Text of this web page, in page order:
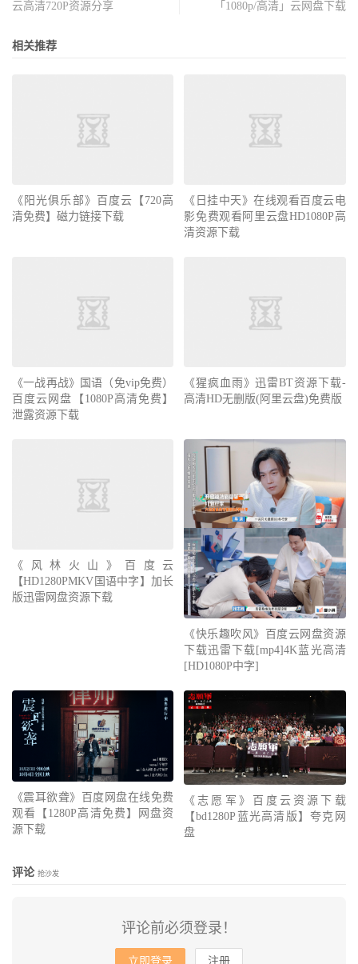
云高清720P资源分享
「1080p/高清」云网盘下载
相关推荐
《阳光俱乐部》百度云【720高
清免费】磁力链接下载
《日挂中天》在线观看百度云电
影免费观看阿里云盘HD1080P高
清资源下载
《一战再战》国语（免vip免费）
百度云网盘【1080P高清免费】
泄露资源下载
《猩疯血雨》迅雷BT资源下载-
高清HD无删版(阿里云盘)免费版
《风林火山》百度云
【HD1280PMKV国语中字】加长
版迅雷网盘资源下载
《快乐趣吹风》百度云网盘资源
下载迅雷下载[mp4]4K蓝光高清
[HD1080P中字]
《震耳欲聋》百度网盘在线免费
观看【1280P高清免费】网盘资
源下载
《志愿军》百度云资源下载
【bd1280P蓝光高清版】夸克网
盘
评论 抢沙发
评论前必须登录！
立即登录 注册